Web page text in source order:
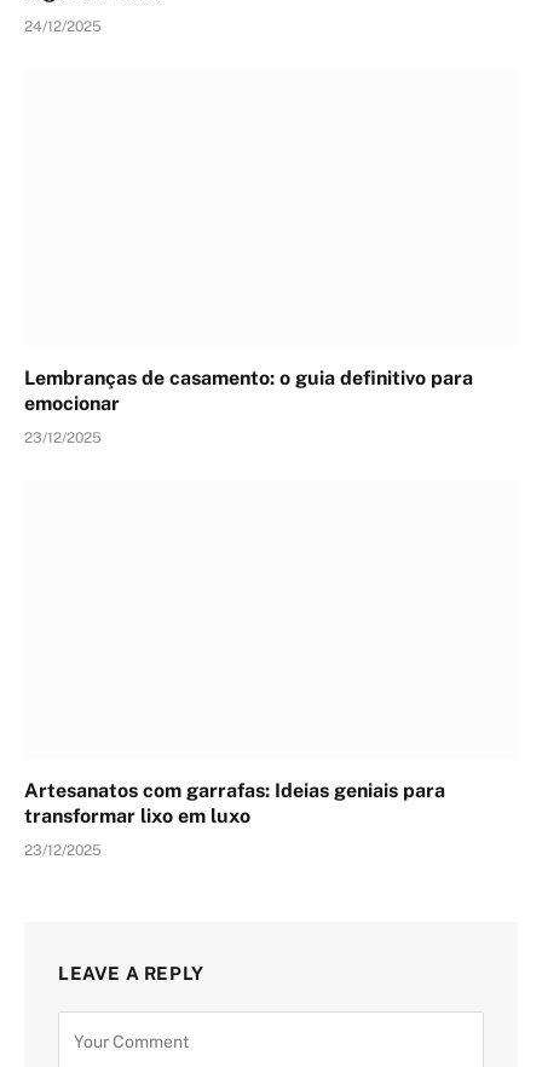
24/12/2025
Lembranças de casamento: o guia definitivo para
emocionar
23/12/2025
Artesanatos com garrafas: Ideias geniais para
transformar lixo em luxo
23/12/2025
LEAVE A REPLY